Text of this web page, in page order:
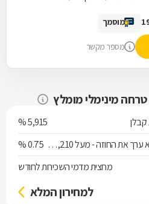
היה מהיר, יעיל ואכפתי, והרגשנו
טובות. תודה רבה על כל העזרה
מוסמך
מספר מקשר
טרחה מינימלי מומלץ
קבלן
5,915 %
רישום מקרקעין ע"י עורך הדין שלא ערך את החוזה - מעל 538,210 ש"ח 0.75 %
מחצית מדמי השכירות לחודש
למחירון המלא